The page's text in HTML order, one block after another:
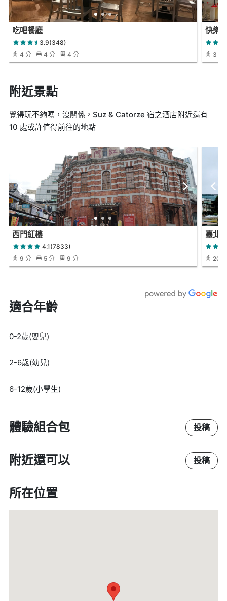
吃吧餐廳
3.9(348)
4 分
4 分 4 分
快樂
3 分
附近景點
覺得玩不夠嗎，沒關係，Suz & Catorze 宿之酒店附近還有
10 處或許值得前往的地點
西門紅樓
4.1(7833)
9 分
5 分 9 分
臺北
20
適合年齡
0-2歲(嬰兒)
2-6歲(幼兒)
6-12歲(小學生)
體驗組合包 投稿
附近還可以 投稿
所在位置